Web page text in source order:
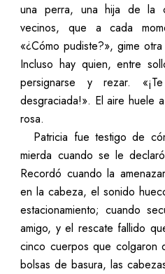
una perra, una hija de la
vecinos, que a cada
«¿Cómo pudiste?», gime
Incluso hay quien, entre
persignarse y rezar.
desgraciada!». El aire huele
rosa.
Patricia fue testigo de
mierda cuando se le
Recordó cuando la
en la cabeza, el sonido
estacionamiento; cuando
amigo, y el rescate fallido
cinco cuerpos que colgaron
bolsas de basura, las